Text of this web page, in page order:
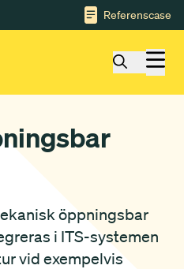
Referenscase
öppningsbar
i ITS-systemen
vid exempelvis